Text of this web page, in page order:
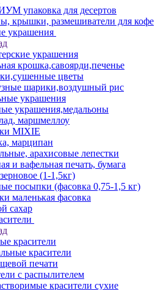
упаковка для десертов
крышки, размешиватели для кофе
украшения
украшения
крошка,савоярди,печенье
цветы
шарики,воздушный рис
украшения
украшения,медальоны
маршмеллоу
MIXIE
марципан
арахисовые лепестки
и вафельная печать, бумага
(1-1,5кг)
посыпки (фасовка 0,75-1,5 кг)
маленькая фасовка
сахар
красители
красители
печати
с распылителем
красители сухие